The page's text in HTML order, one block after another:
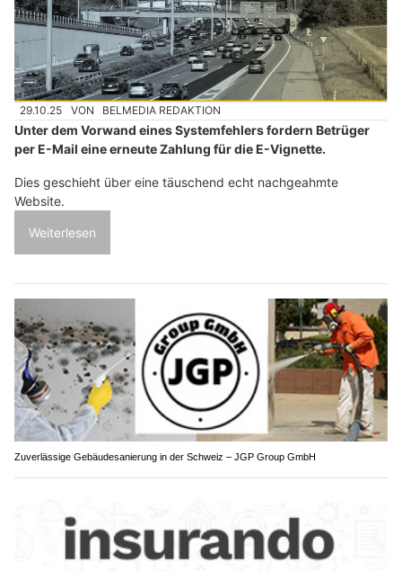
29.10.25 VON BELMEDIA REDAKTION
Unter dem Vorwand eines Systemfehlers fordern Betrüger
per E-Mail eine erneute Zahlung für die E-Vignette.
Dies geschieht über eine täuschend echt nachgeahmte
Website.
Weiterlesen
Zuverlässige Gebäudesanierung in der Schweiz – JGP Group GmbH